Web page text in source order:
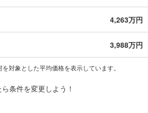
4,263万円
3,988万円
対象とした平均価格を表示しています。
条件を変更しよう！